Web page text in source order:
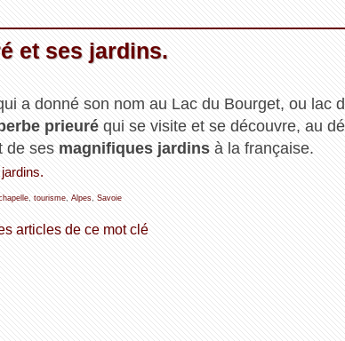
et ses jardins.
a donné son nom au Lac du Bourget, ou lac
prieuré qui se visite et se découvre, au
de ses magnifiques jardins à la française.
, tourisme, Alpes, Savoie
articles de ce mot clé